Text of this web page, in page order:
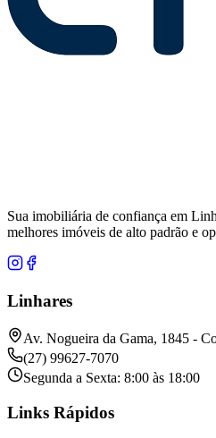
Sua imobiliária de confiança em
melhores imóveis de alto padrão e
Linhares
Av. Nogueira da Gama, 1845 -
(27) 99627-7070
Segunda a Sexta: 8:00 às 18:00
Links Rápidos